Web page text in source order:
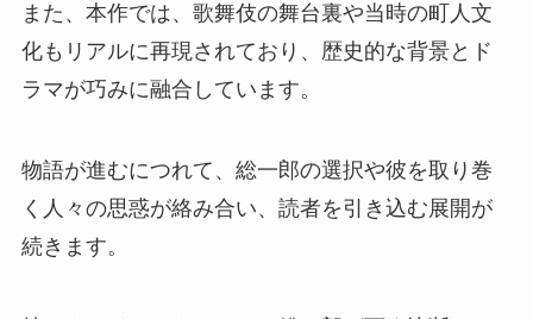
また、本作では、歌舞伎の舞台裏や当時の町人文
化もリアルに再現されており、歴史的な背景とド
ラマが巧みに融合しています。
物語が進むにつれて、総一郎の選択や彼を取り巻
く人々の思惑が絡み合い、読者を引き込む展開が
続きます。